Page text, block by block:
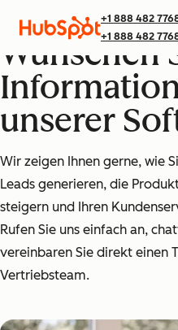
+1 888 482
+1 888 482
Wünschen
unserer
Wir zeigen Ihnen gerne, wie
Leads generieren, die
steigern und Ihren
Rufen Sie uns einfach an,
vereinbaren Sie direkt einen
Vertriebsteam.